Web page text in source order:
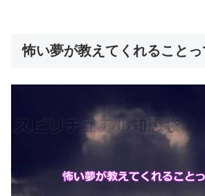
怖い夢が教えてくれることっ